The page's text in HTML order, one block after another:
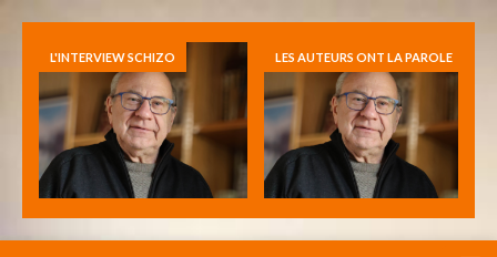
L'INTERVIEW SCHIZO LES AUTEURS ONT LA PAROLE